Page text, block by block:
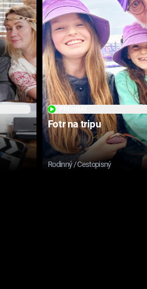
Fotr na tripu
Rodinný / Cestopisný